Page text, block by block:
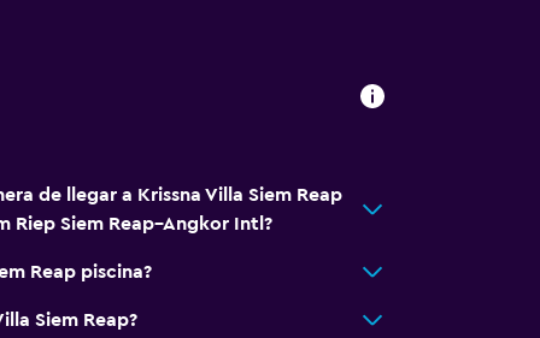
de llegar a Krissna Villa Siem Reap
Riep Siem Reap–Angkor Intl?
Reap piscina?
Siem Reap?